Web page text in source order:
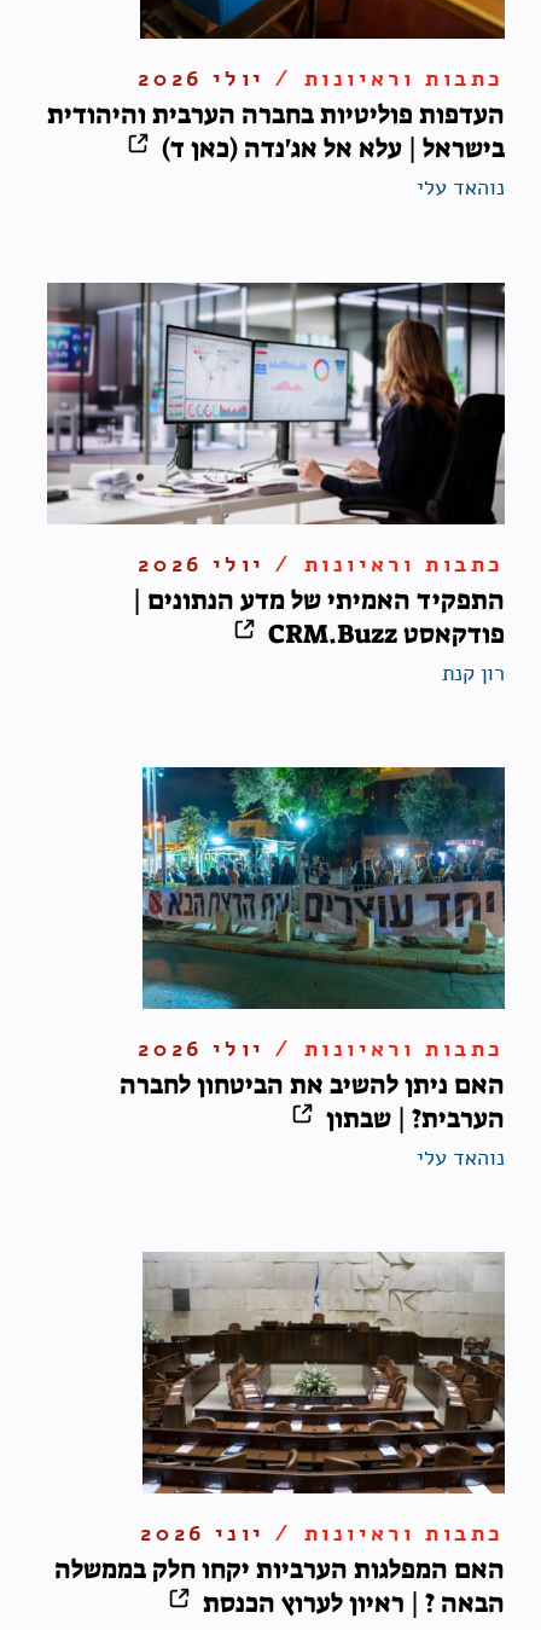
כתבות וראיונות / יולי 2026
העדפות פוליטיות בחברה הערבית והיהודית
בישראל | עלא אל אג'נדה (כאן ד)
נוהאד עלי
כתבות וראיונות / יולי 2026
התפקיד האמיתי של מדע הנתונים |
פודקאסט CRM.Buzz
רון קנת
כתבות וראיונות / יולי 2026
האם ניתן להשיב את הביטחון לחברה
הערבית? | שבתון
נוהאד עלי
כתבות וראיונות / יוני 2026
האם המפלגות הערביות יקחו חלק בממשלה
הבאה ? | ראיון לערוץ הכנסת